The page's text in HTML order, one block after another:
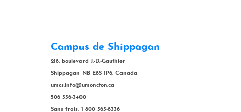
Campus de Shippagan
218, boulevard J.-D.-Gauthier
Shippagan NB E8S 1P6, Canada
umcs.info@umoncton.ca
506 336-3400
Sans frais: 1 800 363-8336